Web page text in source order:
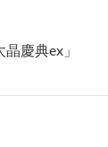
慶典ex」